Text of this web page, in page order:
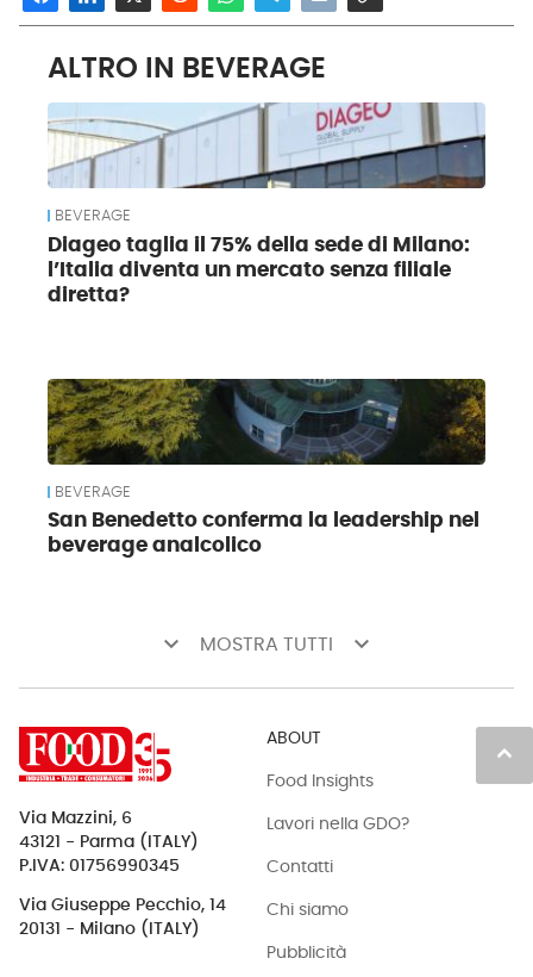
ALTRO IN BEVERAGE
BEVERAGE
Diageo taglia il 75% della sede di Milano:
l’Italia diventa un mercato senza filiale
diretta?
BEVERAGE
San Benedetto conferma la leadership nel
beverage analcolico
keyboard_arrow_down MOSTRA TUTTI keyboard_arrow_down
keyboard_arrow_up
Via Mazzini, 6
43121 - Parma (ITALY)
P.IVA: 01756990345
Via Giuseppe Pecchio, 14
20131 - Milano (ITALY)
ABOUT
Food Insights
Lavori nella GDO?
Contatti
Chi siamo
Pubblicità